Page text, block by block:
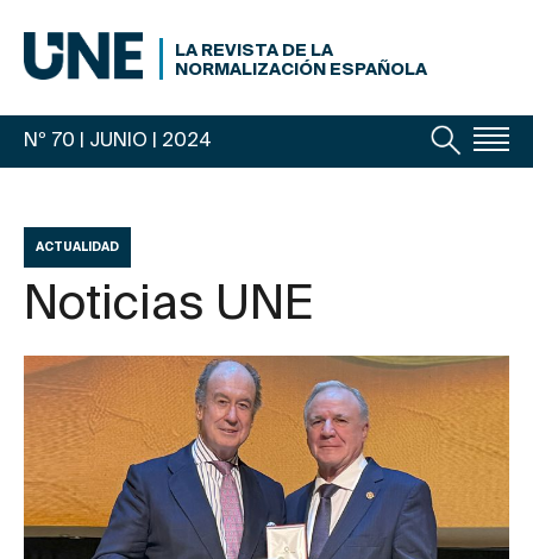
LA REVISTA DE LA
NORMALIZACIÓN ESPAÑOLA
Nº 70 | JUNIO | 2024
ACTUALIDAD
Noticias UNE